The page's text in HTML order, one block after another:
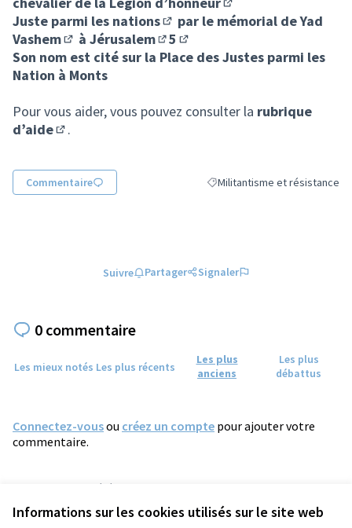
Informations sur les cookies utilisés sur le site web
(Lien externe)
Juste parmi les nations
(Lien externe)
par le mémorial de Yad
Vashem
(Lien externe)
à Jérusalem
(Lien externe)
5
(Lien externe)
Son nom est cité sur la Place des Justes parmi les
Nation à Monts
Pour vous aider, vous pouvez consulter la rubrique
d’aide
.
Commentaire Filtrer les résultats de la
Militantisme et résistance
Suivre Partager Signaler
0 commentaire
Les mieux notés Les plus récents
Les plus
anciens
Les plus
débattus
Connectez-vousou créez un compte pour ajouter votre
commentaire.
Référence : tours-PROP-2022-05-548
Vérifiez l'empreinte numérique